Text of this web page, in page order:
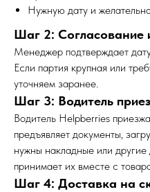
Нужную дату и
Шаг 2: Согласование
Менеджер подтверждает
Если партия крупная или
уточняем заранее.
Шаг 3: Водитель
Водитель Helpberries
предъявляет документы,
нужны накладные или
принимает их вместе с
Шаг 4: Доставка на